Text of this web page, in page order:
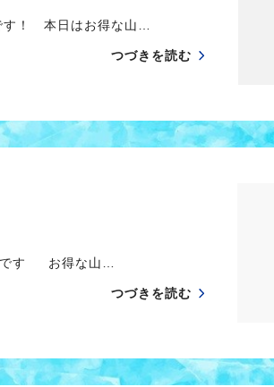
！ 本日はお得な山…
つづきを読む
す お得な山…
つづきを読む